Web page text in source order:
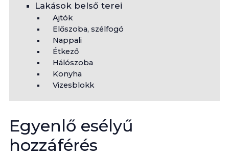
Lakások belső terei
Ajtók
Előszoba, szélfogó
Nappali
Étkező
Hálószoba
Konyha
Vizesblokk
Egyenlő esélyű
hozzáférés